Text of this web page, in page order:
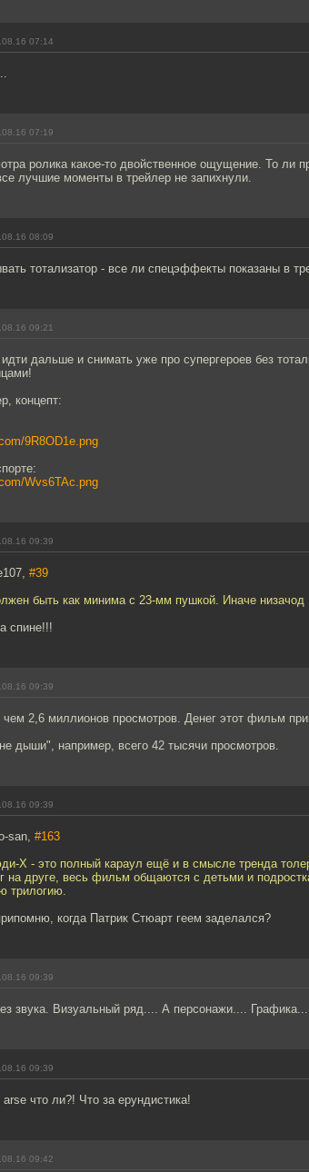
07:14
07:19
ролика какое-то двойственное ощущение. То ли
лучшие моменты в трейлер не запихнули.
08:09
тотализатор - все ли спецэффекты показаны в
09:21
дальше и снимать уже про супергероев без
концепт:
9R8OD1e.png
Wvs6TAc.png
09:39
#39
быть как минима с 23-мм пушкой. Иначе низачод
спине!!!
09:39
2,6 миллионов просмотров. Денег этот фильм
дыши", например, всего 42 тысячи просмотров.
09:39
san, #163
Х - это полный караул ещё и в смысле тренда
на друге, весь фильм общаются с детьми и
трилогию.
когда Патрик Стюарт геем заделался?
09:39
звука. Визуальный ряд.... А персонажи....
09:39
что ли?! Что за ерундистика!
09:42